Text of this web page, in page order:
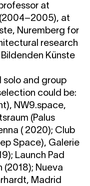
at
at
Nuremberg for
research
Künste
solo and group
could be:
NW9.space,
(Palus
( 2020); Club
Space), Galerie
Launch Pad
(2018); Nueva
Madrid